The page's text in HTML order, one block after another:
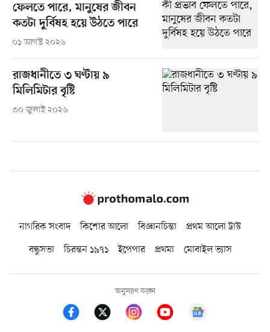
ফেলতে পারে, মানুষের জীবন
কতটা দুর্বিষহ হয়ে উঠতে পারে
০১ আগস্ট ২০২৬
রাজধানীতে ৩ ঘণ্টায় ৯
মিলিমিটার বৃষ্টি
৩০ জুলাই ২০২৬
নাগরিক সংবাদ কিশোর আলো বিজ্ঞানচিন্তা
প্রথম আলো ট্রাস্ট
বন্ধুসভা
চিরন্তন ১৯৭১ ইপেপার প্রথমা মোবাইল ভ্যাস
অনুসরণ করুন